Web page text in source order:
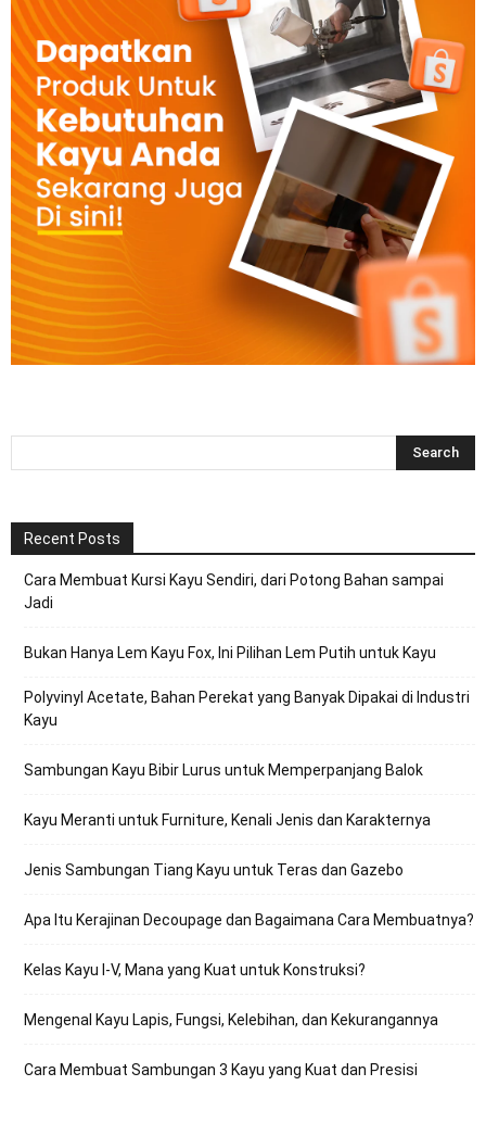
Recent Posts
Cara Membuat Kursi Kayu Sendiri, dari Potong Bahan sampai
Jadi
Bukan Hanya Lem Kayu Fox, Ini Pilihan Lem Putih untuk Kayu
Polyvinyl Acetate, Bahan Perekat yang Banyak Dipakai di Industri
Kayu
Sambungan Kayu Bibir Lurus untuk Memperpanjang Balok
Kayu Meranti untuk Furniture, Kenali Jenis dan Karakternya
Jenis Sambungan Tiang Kayu untuk Teras dan Gazebo
Apa Itu Kerajinan Decoupage dan Bagaimana Cara Membuatnya?
Kelas Kayu I-V, Mana yang Kuat untuk Konstruksi?
Mengenal Kayu Lapis, Fungsi, Kelebihan, dan Kekurangannya
Cara Membuat Sambungan 3 Kayu yang Kuat dan Presisi